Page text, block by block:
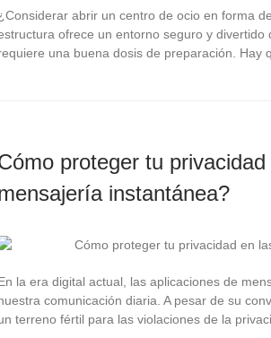
abrir un centro de ocio en forma
ofrece un entorno seguro y divertido
una buena dosis de preparación. Hay
proteger tu
instantánea?
la era digital actual, las aplicaciones de
comunicación diaria. A pesar de su
terreno fértil para las violaciones de la